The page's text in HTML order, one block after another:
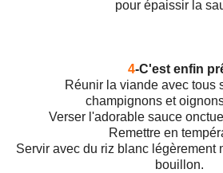
pour épaissir la
4-C'est enfin
Réunir la viande avec tous
champignons et
Verser l'adorable sauce
Remettre en
Servir avec du riz blanc légèrement
bouillon.